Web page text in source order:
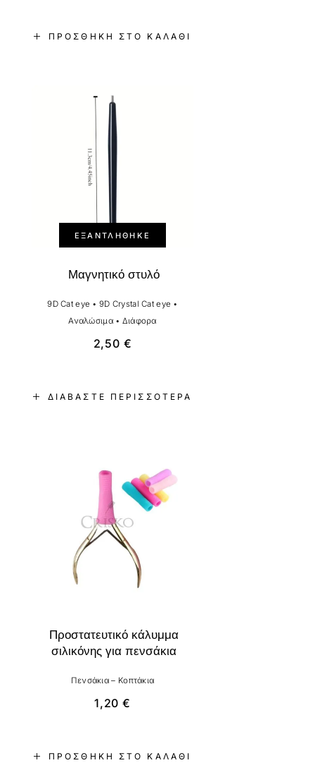
ΠΡΟΣΘΉΚΗ ΣΤΟ ΚΑΛΆΘΙ
ΕΞΑΝΤΛΉΘΗΚΕ
ΔΙΑΒΆΣΤΕ ΠΕΡΙΣΣΌΤΕΡΑ
Μαγνητικό στυλό
9D Cat eye • 9D Crystal Cat eye •
Αναλώσιμα• Διάφορα
2,50 €
ΠΡΟΣΘΉΚΗ ΣΤΟ ΚΑΛΆΘΙ
Προστατευτικό κάλυμμα
σιλικόνης για πενσάκια
Πενσάκια – Κοπτάκια
1,20€